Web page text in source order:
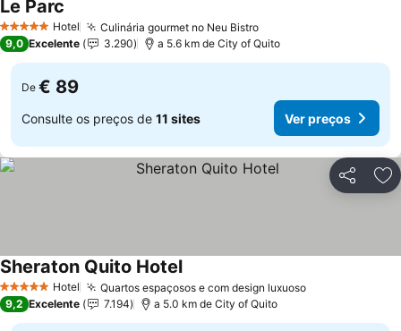
5 Estrelas Hotel Culinária gourmet no Neu BistroVer preços
Le Parc
9,0 Excelente 3.290 a 5.6 km de City of Quito
De € 89
Consulte os preços de 11 sites Ver preços
Partilhar
5 Estrelas Hotel Quartos espaçosos e com design luxuosoVer preços
Sheraton Quito HotelVer preços
9,2 Excelente 7.194 a 5.0 km de City of Quito